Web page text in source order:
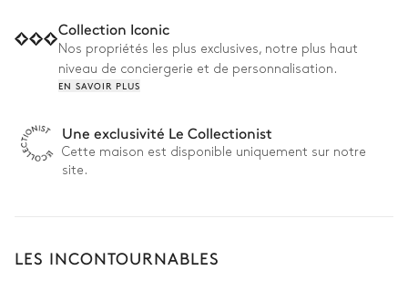
La journée, on arpente les pistes de l’immense domaine
skiable de Zermatt ou on se perche sur la passerelle Charles
Kuonen, suspendue à 85 mètres de hauteur au-dessus des
conifères. A la tombée de la nuit, on rejoint le sous-sol aux
hammam ou la piscine chauffée. On peut aussi se lover sous
un plaid en fourrure, dans le salon TV, pour regarder un
Collection Iconic
Nos propriétés les plus exclusives, notre plus haut
niveau de conciergerie et de personnalisation.
EN SAVOIR PLUS
Une exclusivité Le Collectionist
Cette maison est disponible uniquement sur notre
site.
LES INCONTOURNABLES